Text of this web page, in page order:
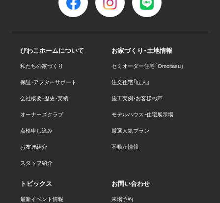
びわこホームについて
私たちの家づくり
保証・アフターサポート
会社概要・歴史・実績
オーナーズクラブ
点検申し込み
お友達紹介
スタッフ紹介
お家づくり・土地情報
セミオーダー住宅「Omoitasu」
注文住宅「匠人」
施工実例・お客様の声
モデルハウス・住宅展示場
厳選人気プラン
不動産情報
トピックス
最新イベント情報
お問い合わせ
来場予約